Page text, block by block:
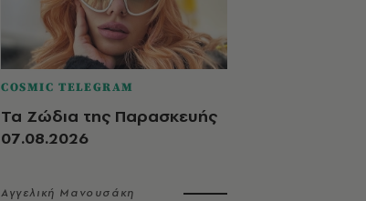
COSMIC TELEGRAM
Τα Ζώδια της Παρασκευής
07.08.2026
Αγγελική Μανουσάκη